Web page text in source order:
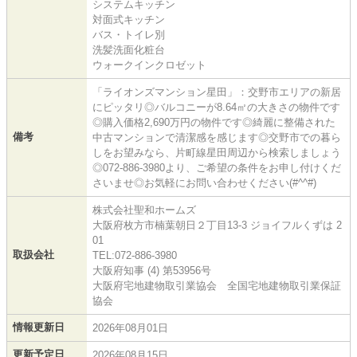
システムキッチン
対面式キッチン
バス・トイレ別
洗髪洗面化粧台
ウォークインクロゼット
備考
「ライオンズマンション星田」：交野市エリアの新居
にピッタリ◎バルコニーが8.64㎡の大きさの物件です
◎購入価格2,690万円の物件です◎綺麗に整備された
中古マンションで清潔感を感じます◎交野市での暮ら
しをお望みなら、片町線星田周辺から検索しましょう
◎072-886-3980より、ご希望の条件をお申し付けくだ
さいませ◎お気軽にお問い合わせください(#^^#)
取扱会社
株式会社聖和ホームズ
大阪府枚方市楠葉朝日２丁目13-3 ジョイフルくずは 2
01
TEL:072-886-3980
大阪府知事 (4) 第53956号
大阪府宅地建物取引業協会 全国宅地建物取引業保証
協会
情報更新日 2026年08月01日
更新予定日